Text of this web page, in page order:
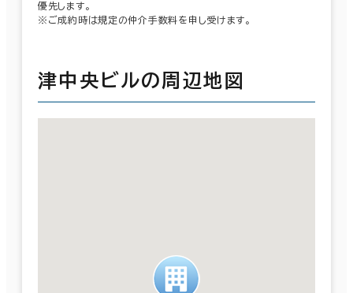
優先します。
※ご成約時は規定の仲介手数料を申し受けます。
津中央ビルの周辺地図